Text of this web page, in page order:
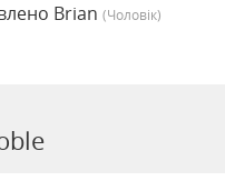
Brian (чоловік)